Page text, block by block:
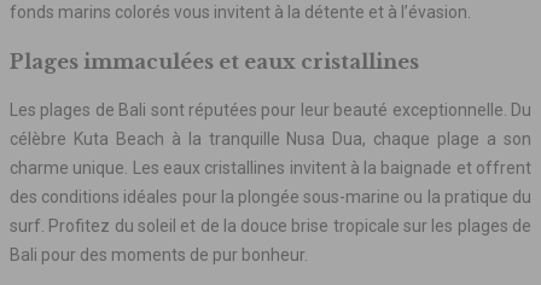
fonds marins colorés vous invitent à la détente et à l’évasion.
Plages immaculées et eaux cristallines
Les plages de Bali sont réputées pour leur beauté exceptionnelle. Du
célèbre Kuta Beach à la tranquille Nusa Dua, chaque plage a son
charme unique. Les eaux cristallines invitent à la baignade et offrent
des conditions idéales pour la plongée sous-marine ou la pratique du
surf. Profitez du soleil et de la douce brise tropicale sur les plages de
Bali pour des moments de pur bonheur.